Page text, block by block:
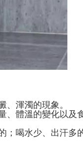
、渾濁的現象。
、體溫的變化以及
；喝水少、出汗多